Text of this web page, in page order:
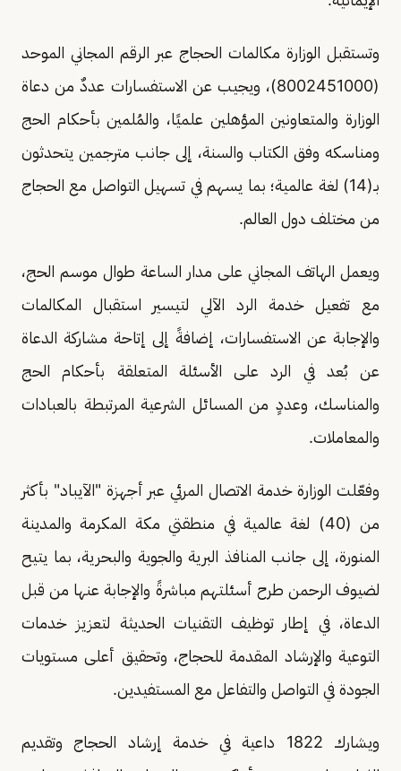
وتستقبل الوزارة مكالمات الحجاج عبر الرقم المجاني الموحد
(8002451000)، ويجيب عن الاستفسارات عددٌ من دعاة
الوزارة والمتعاونين المؤهلين علميًا، والمُلمين بأحكام الحج
ومناسكه وفق الكتاب والسنة، إلى جانب مترجمين يتحدثون
بـ(14) لغة عالمية؛ بما يسهم في تسهيل التواصل مع الحجاج
من مختلف دول العالم.
ويعمل الهاتف المجاني على مدار الساعة طوال موسم الحج،
مع تفعيل خدمة الرد الآلي لتيسير استقبال المكالمات
والإجابة عن الاستفسارات، إضافةً إلى إتاحة مشاركة الدعاة
عن بُعد في الرد على الأسئلة المتعلقة بأحكام الحج
والمناسك، وعددٍ من المسائل الشرعية المرتبطة بالعبادات
والمعاملات.
وفعّلت الوزارة خدمة الاتصال المرئي عبر أجهزة "الآيباد" بأكثر
من (40) لغة عالمية في منطقتي مكة المكرمة والمدينة
المنورة، إلى جانب المنافذ البرية والجوية والبحرية، بما يتيح
لضيوف الرحمن طرح أسئلتهم مباشرةً والإجابة عنها من قبل
الدعاة، في إطار توظيف التقنيات الحديثة لتعزيز خدمات
التوعية والإرشاد المقدمة للحجاج، وتحقيق أعلى مستويات
الجودة في التواصل والتفاعل مع المستفيدين.
ويشارك 1822 داعية في خدمة إرشاد الحجاج وتقديم